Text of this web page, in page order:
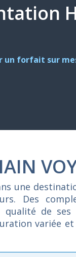
un forfait sur
une
Des
qualité de ses
variée et